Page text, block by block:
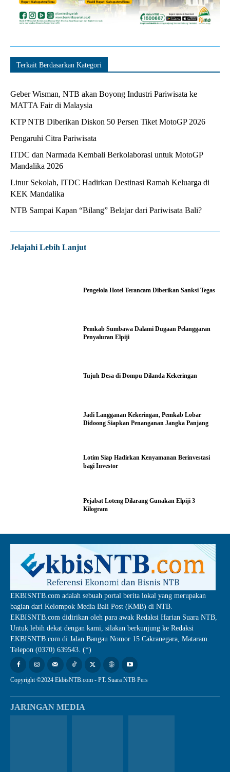
Terkait Berdasarkan Kategori
Geber Wisman, NTB akan Boyong Industri Pariwisata ke
MATTA Fair di Malaysia
KTP NTB Diberikan Diskon 50 Persen Tiket MotoGP 2026
Pengaruhi Citra Pariwisata
ITDC dan Narmada Kembali Berkolaborasi untuk MotoGP
Mandalika 2026
Linur Sekolah, ITDC Hadirkan Destinasi Ramah Keluarga di
KEK Mandalika
NTB Sampai Kapan “Bilang” Belajar dari Pariwisata Bali?
Jelajahi Lebih Lanjut
Pengelola Hotel Terancam Diberikan Sanksi Tegas
Pemkab Sumbawa Dalami Dugaan Pelanggaran
Penyaluran Elpiji
Tujuh Desa di Dompu Dilanda Kekeringan
Jadi Langganan Kekeringan, Pemkab Lobar
Didoong Siapkan Penanganan Jangka Panjang
Lotim Siap Hadirkan Kenyamanan Berinvestasi
bagi Investor
Pejabat Loteng Dilarang Gunakan Elpiji 3
Kilogram
EKBISNTB.com adalah sebuah portal berita lokal yang merupakan
bagian dari Kelompok Media Bali Post (KMB) di NTB.
EKBISNTB.com didirikan oleh para awak Redaksi Harian Suara NTB,
Untuk lebih dekat dengan kami, silakan berkunjung ke Redaksi
EKBISNTB.com di Jalan Bangau Nomor 15 Cakranegara, Mataram.
Telepon (0370) 639543. (*)
Copyright ©2024 EkbisNTB.com - PT. Suara NTB Pers
JARINGAN MEDIA